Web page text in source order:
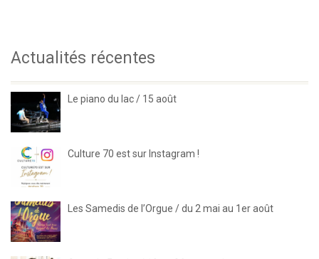
Actualités récentes
Le piano du lac / 15 août
Culture 70 est sur Instagram !
Les Samedis de l’Orgue / du 2 mai au 1er août